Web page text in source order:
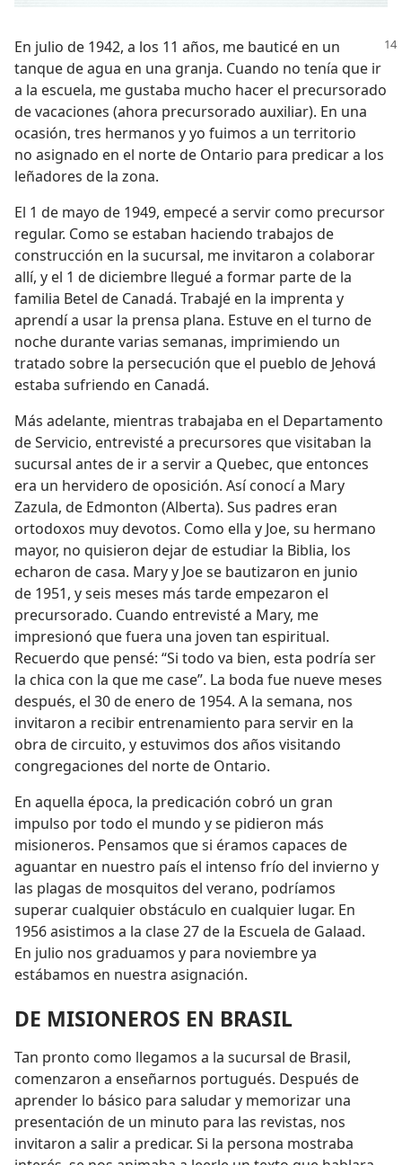
En julio de 1942, a los 11 años, me bauticé en un
tanque de agua en una granja. Cuando no tenía que ir
a la escuela, me gustaba mucho hacer el precursorado
de vacaciones (ahora precursorado auxiliar). En una
ocasión, tres hermanos y yo fuimos a un territorio
no asignado en el norte de Ontario para predicar a los
leñadores de la zona.
El 1 de mayo de 1949, empecé a servir como precursor
regular. Como se estaban haciendo trabajos de
construcción en la sucursal, me invitaron a colaborar
allí, y el 1 de diciembre llegué a formar parte de la
familia Betel de Canadá. Trabajé en la imprenta y
aprendí a usar la prensa plana. Estuve en el turno de
noche durante varias semanas, imprimiendo un
tratado sobre la persecución que el pueblo de Jehová
estaba sufriendo en Canadá.
Más adelante, mientras trabajaba en el Departamento
de Servicio, entrevisté a precursores que visitaban la
sucursal antes de ir a servir a Quebec, que entonces
era un hervidero de oposición. Así conocí a Mary
Zazula, de Edmonton (Alberta). Sus padres eran
ortodoxos muy devotos. Como ella y Joe, su hermano
mayor, no quisieron dejar de estudiar la Biblia, los
echaron de casa. Mary y Joe se bautizaron en junio
de 1951, y seis meses más tarde empezaron el
precursorado. Cuando entrevisté a Mary, me
impresionó que fuera una joven tan espiritual.
Recuerdo que pensé: “Si todo va bien, esta podría ser
la chica con la que me case”. La boda fue nueve meses
después, el 30 de enero de 1954. A la semana, nos
invitaron a recibir entrenamiento para servir en la
obra de circuito, y estuvimos dos años visitando
congregaciones del norte de Ontario.
En aquella época, la predicación cobró un gran
impulso por todo el mundo y se pidieron más
misioneros. Pensamos que si éramos capaces de
aguantar en nuestro país el intenso frío del invierno y
las plagas de mosquitos del verano, podríamos
superar cualquier obstáculo en cualquier lugar. En
1956 asistimos a la clase 27 de la Escuela de Galaad.
En julio nos graduamos y para noviembre ya
estábamos en nuestra asignación.
DE MISIONEROS EN BRASIL
Tan pronto como llegamos a la sucursal de Brasil,
comenzaron a enseñarnos portugués. Después de
aprender lo básico para saludar y memorizar una
presentación de un minuto para las revistas, nos
invitaron a salir a predicar. Si la persona mostraba